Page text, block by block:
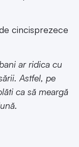
cincisprezece
ar ridica cu
Astfel, pe
ca să meargă